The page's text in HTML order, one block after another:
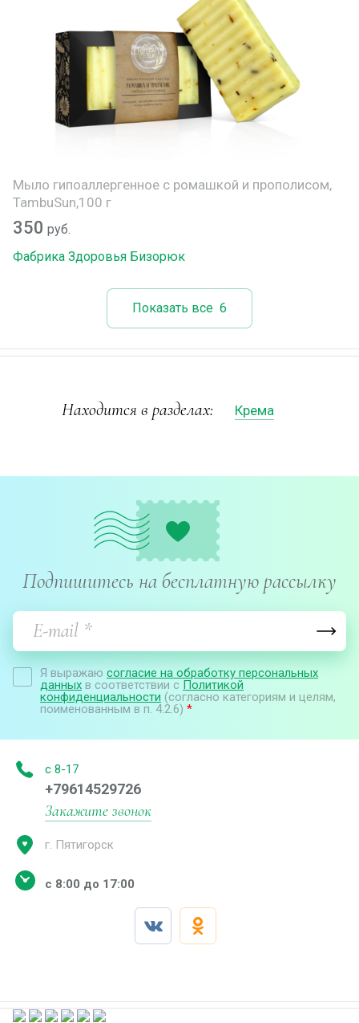
Мыло гипоаллергенное с ромашкой и прополисом,
TambuSun,100 г
350 руб.
Фабрика Здоровья Бизорюк
Показать все 6
Находится в разделах: Крема
Подпишитесь на бесплатную рассылку
Я выражаю согласие на обработку персональных
данных в соответствии с Политикой
конфиденциальности (согласно категориям и целям,
поименованным в п. 4.2.6) *
с 8-17
+79614529726
Закажите звонок
г. Пятигорск
с 8:00 до 17:00